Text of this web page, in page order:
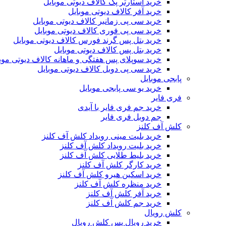
خرید استارتر پک کالاف دیوتی موبایل
خرید آفر کالاف دیوتی موبایل
خرید سی پی زمانبر کالاف دیوتی موبایل
خرید سی پی فوری کالاف دیوتی موبایل
خرید بتل پس گرند فورس کالاف دیوتی موبایل
خرید بتل پس کالاف دیوتی موبایل
خرید سوپلای پس هفتگی و ماهانه کالاف دیوتی
خرید سی پی دوبل کالاف دیوتی موبایل
پابجی موبایل
خرید یو سی پابجی موبایل
فری فایر
خرید جم فری فایر با آیدی
جم دوبل فری فایر
کلش آف کلنز
خرید بلیت مینی رویداد کلش آف کلنز
خرید بلیت رویداد کلش آف کلنز
خرید بلیط طلایی کلش آف کلنز
خرید کارگر کلش آف کلنز
خرید اسکین هیرو کلش آف کلنز
خرید منظره کلش آف کلنز
خرید آفر کلش آف کلنز
خرید جم کلش آف کلنز
کلش رویال
خرید رویال پس کلش رویال